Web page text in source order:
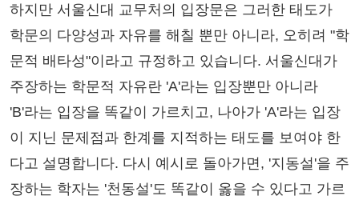
하지만 서울신대 교무처의 입장문은 그러한 태도가
학문의 다양성과 자유를 해칠 뿐만 아니라, 오히려 "학
문적 배타성"이라고 규정하고 있습니다. 서울신대가
주장하는 학문적 자유란 'A'라는 입장뿐만 아니라
'B'라는 입장을 똑같이 가르치고, 나아가 'A'라는 입장
이 지닌 문제점과 한계를 지적하는 태도를 보여야 한
다고 설명합니다. 다시 예시로 돌아가면, '지동설'을 주
장하는 학자는 '천동설'도 똑같이 옳을 수 있다고 가르